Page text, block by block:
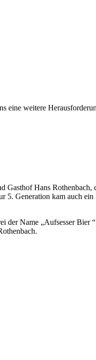
eine weitere
Gasthof Hans
5. Generation kam auch
der Name „Aufsesser Bier